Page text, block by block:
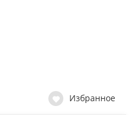
Избранное